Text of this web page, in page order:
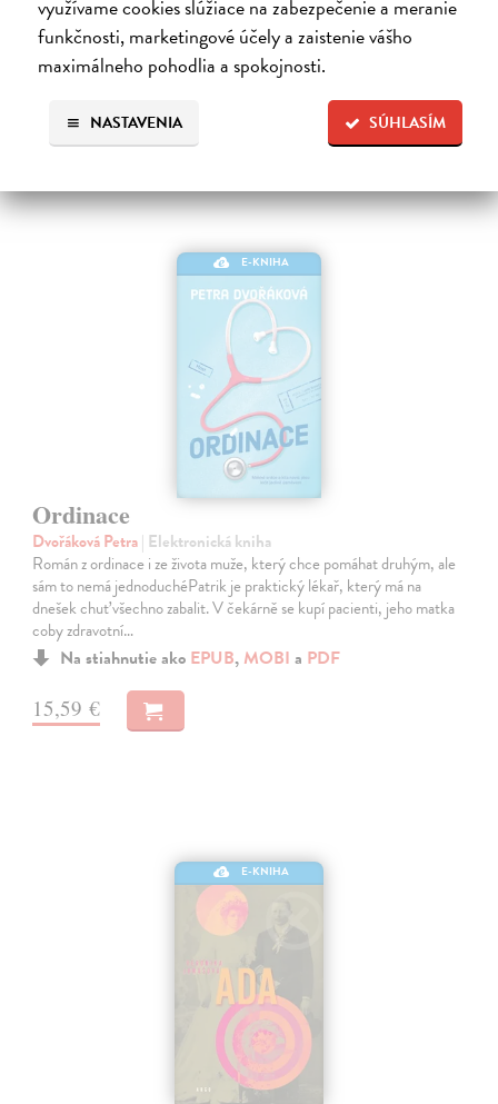
využívame cookies slúžiace na zabezpečenie a meranie
funkčnosti, marketingové účely a zaistenie vášho
maximálneho pohodlia a spokojnosti.
SÚHLASÍM
NASTAVENIA
směr.…
Na stiahnutie akoEPUB ,MOBIaPDF
E-KNIHA
Ordinace
Dvořáková Petra| Elektronická kniha
Román z ordinace i ze života muže, který chce pomáhat druhým, ale
sám to nemá jednoduchéPatrik je praktický lékař, který má na
dnešek chuť všechno zabalit. V čekárně se kupí pacienti, jeho matka
coby zdravotní…
Na stiahnutie ako EPUB, MOBI a PDF
15,59 €
E-KNIHA